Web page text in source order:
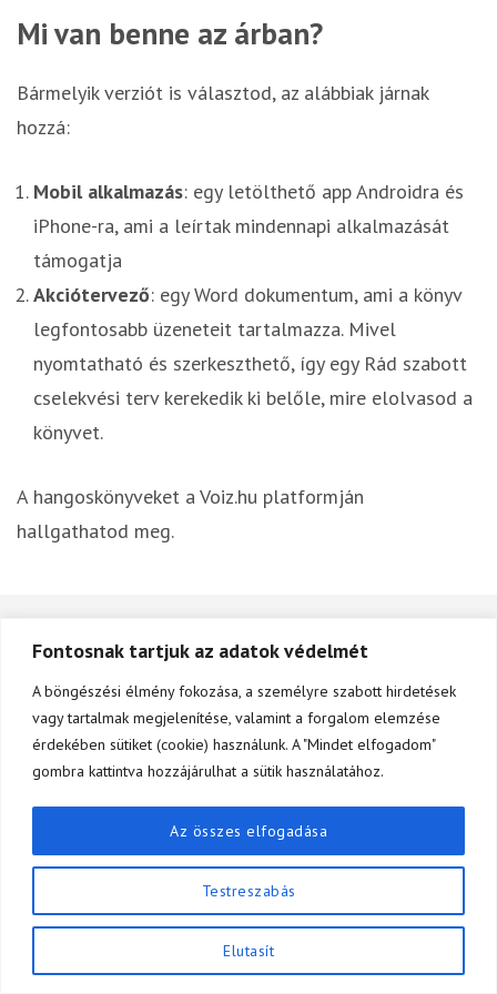
Fontosnak tartjuk az adatok védelmét
A böngészési élmény fokozása, a személyre szabott hirdetések
vagy tartalmak megjelenítése, valamint a forgalom elemzése
érdekében sütiket (cookie) használunk. A "Mindet elfogadom"
gombra kattintva hozzájárulhat a sütik használatához.
Testreszabás
Elutasít
Az összes elfogadása
Mi van benne az árban?
Bármelyik verziót is választod, az alábbiak járnak
hozzá:
Mobil alkalmazás: egy letölthető app Androidra és
iPhone-ra, ami a leírtak mindennapi alkalmazását
támogatja
Akciótervező: egy Word dokumentum, ami a könyv
legfontosabb üzeneteit tartalmazza. Mivel
nyomtatható és szerkeszthető, így egy Rád szabott
cselekvési terv kerekedik ki belőle, mire elolvasod a
könyvet.
A hangoskönyveket a Voiz.hu platformján
hallgathatod meg.
© APG Kreatív Kft. Minden jog fenntartva.
2167 Vácduka, Szivárvány utca 11.
Amennyiben kérdésed van a könyvvel, vagy a
szervezetfejlesztéssel kapcsolatban, itt érsz
el:andor.czinege@adsidera.hu